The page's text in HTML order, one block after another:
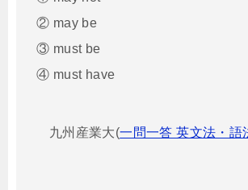
② may be
③ must be
④ must have
九州産業大(一問一答 英文法・語